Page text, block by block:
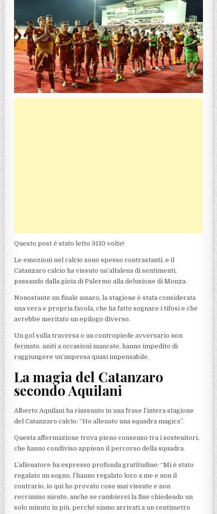
Questo post é stato letto 3110 volte!
Le emozioni nel calcio sono spesso contrastanti, e il
Catanzaro calcio ha vissuto un’altalena di sentimenti,
passando dalla gioia di Palermo alla delusione di Monza.
Nonostante un finale amaro, la stagione è stata considerata
una vera e propria favola, che ha fatto sognare i tifosi e che
avrebbe meritato un epilogo diverso.
Un gol sulla traversa o un contropiede avversario non
fermato, uniti a occasioni mancate, hanno impedito di
raggiungere un’impresa quasi impensabile.
La magia del Catanzaro
secondo Aquilani
Alberto Aquilani ha riassunto in una frase l’intera stagione
del Catanzaro calcio: “Ho allenato una squadra magica”.
Questa affermazione trova pieno consenso tra i sostenitori,
che hanno condiviso appieno il percorso della squadra.
L’allenatore ha espresso profonda gratitudine: “Mi è stato
regalato un sogno, l’hanno regalato loro a me e non il
contrario, io qui ho provato cose mai vissute e non
recrimino niente, anche se cambierei la fine chiedendo un
solo minuto in più, perché siamo arrivati a un centimetro